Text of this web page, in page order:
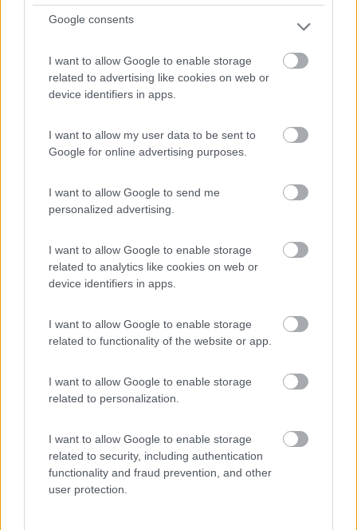
Google consents
I want to allow Google to enable storage
related to advertising like cookies on web or
device identifiers in apps.
I want to allow my user data to be sent to
Google for online advertising purposes.
I want to allow Google to send me
personalized advertising.
I want to allow Google to enable storage
related to analytics like cookies on web or
device identifiers in apps.
I want to allow Google to enable storage
related to functionality of the website or app.
I want to allow Google to enable storage
related to personalization.
I want to allow Google to enable storage
related to security, including authentication
functionality and fraud prevention, and other
user protection.
Western dichiara: Massima potenza di pannello 310 W non
come potenza erogabile.
almeno 24 V?
Szopen
6533
In risposta al messaggio diGiuliopgn
Ciro, guarda che io ho detto che la confusione la creano i costruttori,
infatti Western dichiara una corrente massima del pannello di 19 A a 100
V, ma non la dichiara a 18 V, poi una uscita massima di 20 A alla batteria,
...
Giulio, nessuna polemica anzi, per quanto riguarda i dati del
Western, non avevo letto da nessuna parte qual'era la potenza
aziende lo rendevano noto nei loro vari manuali ed avendo
disponibile tutto l'occorrente ho fatto prima a provare che a
mandare una mail ed attendere un'improbabile risposta in tempi
Marco Emme48 ad esempio, ha collegato un pannello da
380Wp al Western WRM20, in realtà, il suo impianto è costituito
da 2 pannelli uguali e 2 regolatori uguali, credo che presto